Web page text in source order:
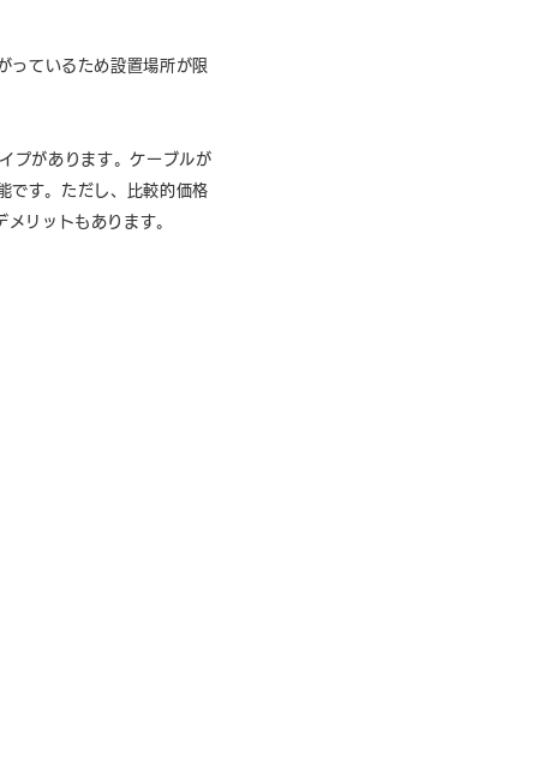
っているため設置場所が限
プがあります。ケーブルが
です。ただし、比較的価格
リットもあります。